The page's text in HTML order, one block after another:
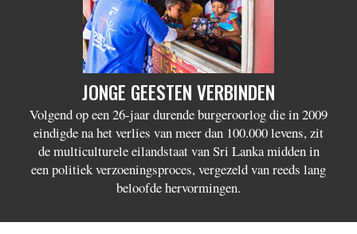
JONGE GEESTEN VERBINDEN
Volgend op een 26-jaar durende burgeroorlog die in 2009
eindigde na het verlies van meer dan 100.000 levens, zit
de multiculturele eilandstaat van Sri Lanka midden in
een politiek verzoeningsproces, vergezeld van reeds lang
beloofde hervormingen.